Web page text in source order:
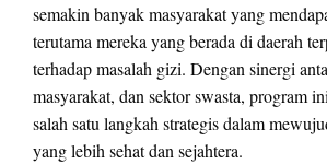
semakin banyak masyarakat yang
terutama mereka yang berada di daerah
terhadap masalah gizi. Dengan sinergi
masyarakat, dan sektor swasta, program
salah satu langkah strategis dalam
yang lebih sehat dan sejahtera.